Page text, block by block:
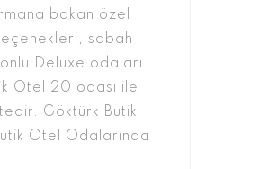
bakan özel
sabah
Deluxe odaları
Otel 20 odası ile
Göktürk Butik
Otel Odalarında